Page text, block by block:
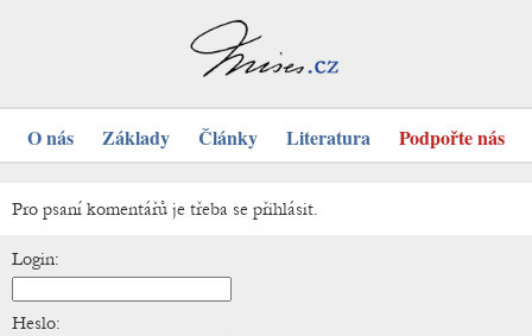
O nás Základy Články Literatura Podpořte nás
Pro psaní komentářů je třeba se přihlásit.
Login:
Heslo: